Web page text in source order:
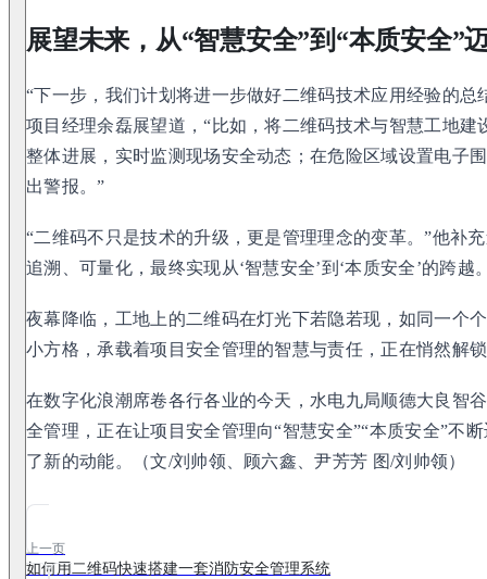
展望未来，从“智慧安全”到“本质安全”
“下一步，我们计划将进一步做好二维码技术应用经验的
项目经理余磊展望道，“比如，将二维码技术与智慧工地
整体进展，实时监测现场安全动态；在危险区域设置电子
出警报。”
“二维码不只是技术的升级，更是管理理念的变革。”他补
追溯、可量化，最终实现从‘智慧安全’到‘本质安全’的跨越
夜幕降临，工地上的二维码在灯光下若隐若现，如同一个
小方格，承载着项目安全管理的智慧与责任，正在悄然解
在数字化浪潮席卷各行各业的今天，水电九局顺德大良智
全管理，正在让项目安全管理向“智慧安全”“本质安全”不
了新的动能。（文/刘帅领、顾六鑫、尹芳芳 图/刘帅领）
上一页
如何用二维码快速搭建一套消防安全管理系统